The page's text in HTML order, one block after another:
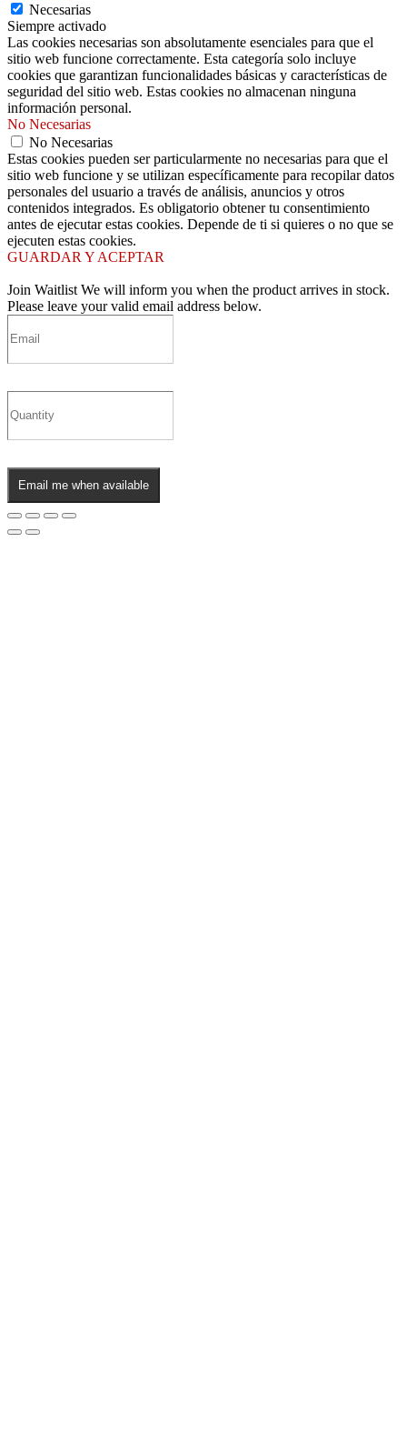
Necesarias
Siempre activado
Las cookies necesarias son absolutamente esenciales para que el
sitio web funcione correctamente. Esta categoría solo incluye
cookies que garantizan funcionalidades básicas y características de
seguridad del sitio web. Estas cookies no almacenan ninguna
información personal.
No Necesarias
No Necesarias
Estas cookies pueden ser particularmente no necesarias para que el
sitio web funcione y se utilizan específicamente para recopilar datos
personales del usuario a través de análisis, anuncios y otros
contenidos integrados. Es obligatorio obtener tu consentimiento
antes de ejecutar estas cookies. Depende de ti si quieres o no que se
ejecuten estas cookies.
GUARDAR Y ACEPTAR
Join Waitlist We will inform you when the product arrives in stock.
Please leave your valid email address below.
Email me when available